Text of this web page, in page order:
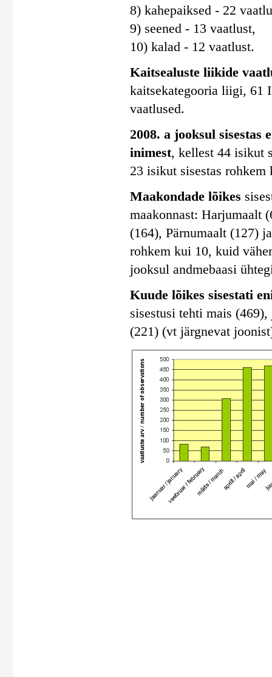
8) kahepaiksed - 22
9) seened - 13 vaatlust,
10) kalad - 12 vaatlust.
Kaitsealuste liikide
kaitsekategooria liigi, 61
vaatlused.
2008. a jooksul sisestas
inimest, kellest 44 isikut
23 isikut sisestas rohkem
Maakondade lõikes
maakonnast: Harjumaalt
(164), Pärnumaalt (127)
rohkem kui 10, kuid
jooksul andmebaasi
Kuude lõikes sisestati
sisestusi tehti mais
(221) (vt järgnevat